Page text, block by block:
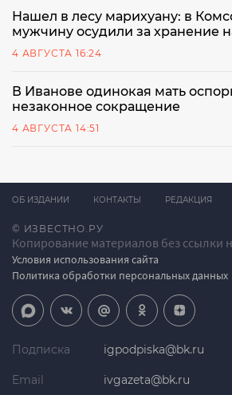
Нашел в лесу марихуану: в
мужчину осудили за хранение
4 АВГУСТА 16:24
В Иванове одинокая мать
незаконное сокращение
4 АВГУСТА 14:51
© ИЗВЕСТНО.РУ
Копирование материалов без ссылки
Условия использования сайта
Политика обработки персональных данных
ОБ ИЗДАНИИ КОНТАКТЫ РЕДАКЦИЯ
Подписка igpodpiska@bk.ru
Email ivgazeta@bk.ru